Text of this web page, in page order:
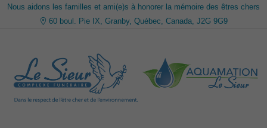
Nous aidons les familles et ami(e)s à honorer la mémoire des êtres chers
60 boul. Pie IX, Granby, Québec, Canada, J2G 9G9